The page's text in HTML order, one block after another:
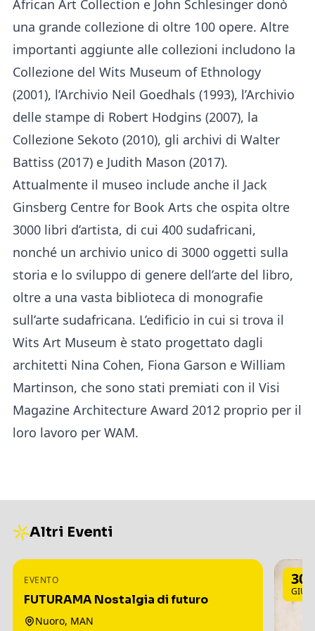
African Art Collection e John Schlesinger donò
una grande collezione di oltre 100 opere. Altre
importanti aggiunte alle collezioni includono la
Collezione del Wits Museum of Ethnology
(2001), l’Archivio Neil Goedhals (1993), l’Archivio
delle stampe di Robert Hodgins (2007), la
Collezione Sekoto (2010), gli archivi di Walter
Battiss (2017) e Judith Mason (2017).
Attualmente il museo include anche il Jack
Ginsberg Centre for Book Arts che ospita oltre
3000 libri d’artista, di cui 400 sudafricani,
nonché un archivio unico di 3000 oggetti sulla
storia e lo sviluppo di genere dell’arte del libro,
oltre a una vasta biblioteca di monografie
sull’arte sudafricana. L’edificio in cui si trova il
Wits Art Museum è stato progettato dagli
architetti Nina Cohen, Fiona Garson e William
Martinson, che sono stati premiati con il Visi
Magazine Architecture Award 2012 proprio per il
loro lavoro per WAM.
Altri Eventi
3
EVENTO
FUTURAMA Nostalgia di futuro
Nuoro, MAN
30
GIU